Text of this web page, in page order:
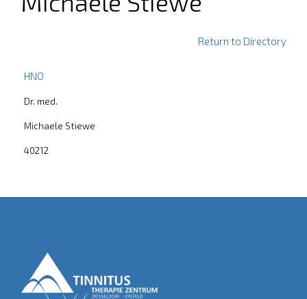
Return to Directory
HNO
Dr. med.
Michaele Stiewe
40212